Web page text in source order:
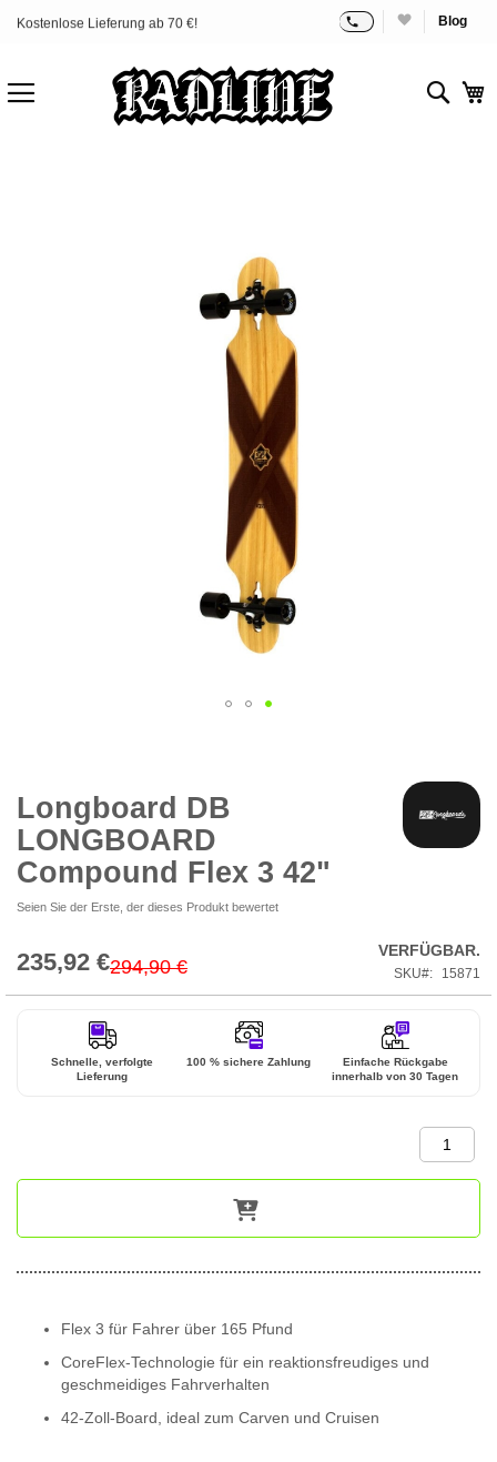
Zum
Kostenlose Lieferung ab 70 €! Blog
Bildgalerie
springen
Longboard DB
LONGBOARD
Compound Flex 3 42"
Seien Sie der Erste, der dieses Produkt bewertet
Special
235,92 €294,90 €
VERFÜGBAR.
SKU 15871
Schnelle, verfolgte
Lieferung
100 % sichere Zahlung
Einfache Rückgabe
innerhalb von 30 Tagen
Flex 3 für Fahrer über 165 Pfund
CoreFlex-Technologie für ein reaktionsfreudiges und
geschmeidiges Fahrverhalten
42-Zoll-Board, ideal zum Carven und Cruisen